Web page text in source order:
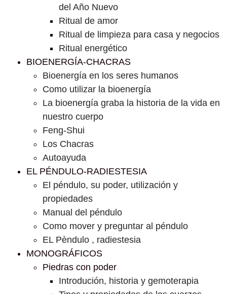
del Año Nuevo
Ritual de amor
Ritual de limpieza para casa y negocios
Ritual energético
BIOENERGÍA-CHACRAS
Bioenergía en los seres humanos
Como utilizar la bioenergía
La bioenergía graba la historia de la vida en
nuestro cuerpo
Feng-Shui
Los Chacras
Autoayuda
EL PÉNDULO-RADIESTESIA
El péndulo, su poder, utilización y
propiedades
Manual del péndulo
Como mover y preguntar al péndulo
EL Pèndulo , radiestesia
MONOGRÁFICOS
Piedras con poder
Introdución, historia y gemoterapia